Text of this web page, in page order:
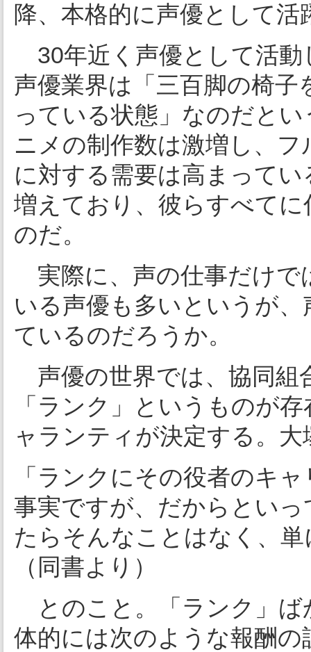
降、本格的に声優として
30年近く声優として活動
声優業界は「三百脚の椅
っている状態」なのだと
ニメの制作数は激増し、
に対する需要は高まって
増えており、彼らすべて
のだ。
実際に、声の仕事だけで
いる声優も多いというが
ているのだろうか。
声優の世界では、協同組
「ランク」というものが
ャランティが決定する。大
「ランクにその役者のキ
事実ですが、だからとい
たらそんなことはなく、
（同書より）
とのこと。「ランク」ば
体的には次のような報酬